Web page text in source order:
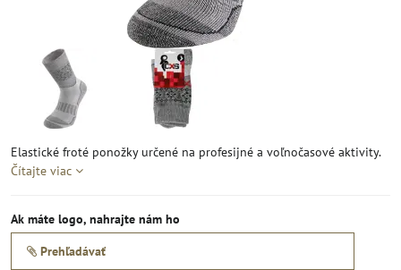
Elastické froté ponožky určené na profesijné a voľnočasové aktivity.
Čítajte viac
Ak máte logo, nahrajte nám ho
Prehľadávať